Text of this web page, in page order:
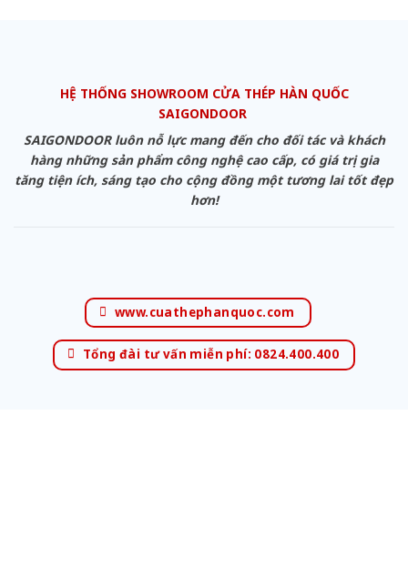
HỆ THỐNG SHOWROOM CỬA THÉP HÀN QUỐC
SAIGONDOOR
SAIGONDOOR luôn nỗ lực mang đến cho đối tác và khách
hàng những sản phẩm công nghệ cao cấp, có giá trị gia
tăng tiện ích, sáng tạo cho cộng đồng một tương lai tốt đẹp
hơn!
www.cuathephanquoc.com
Tổng đài tư vấn miễn phí: 0824.400.400